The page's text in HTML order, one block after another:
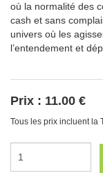
où la normalité des
cash et sans
univers où les
l’entendement et
Prix : 11.00 €
Tous les prix incluent la